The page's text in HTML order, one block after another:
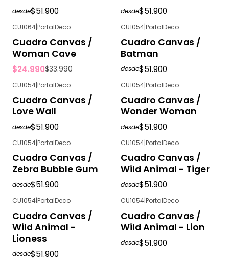
desde$51.900 desde$51.900
CU1064|PortalDeco
Cuadro Canvas /
Woman Cave
$24.990$33.990
CU1054|PortalDeco
Cuadro Canvas /
Batman
desde$51.900
CU1054|PortalDeco
Cuadro Canvas /
Love Wall
desde$51.900
CU1054|PortalDeco
Cuadro Canvas /
Wonder Woman
desde$51.900
CU1054|PortalDeco
Cuadro Canvas /
Zebra Bubble Gum
desde$51.900
CU1054|PortalDeco
Cuadro Canvas /
Wild Animal - Tiger
desde$51.900
CU1054PortalDeco
Cuadro Canvas /
Wild Animal -
Lioness
desde$51.900
CU1054PortalDeco
Cuadro Canvas /
Wild Animal - Lion
desde$51.900